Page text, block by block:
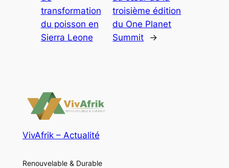
transformation
du poisson en
Sierra Leone
troisième édition
du One Planet
Summit
→
VivAfrik – Actualité
Renouvelable & Durable